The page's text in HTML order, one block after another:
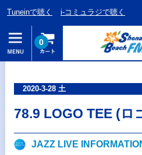
Tuneinで聴く i-コミュラジで聴く
0
2020-3-28 土
78.9 LOGO TEE (ロ
JAZZ LIVE